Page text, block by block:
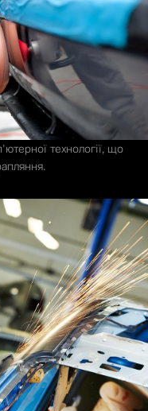
технології, що